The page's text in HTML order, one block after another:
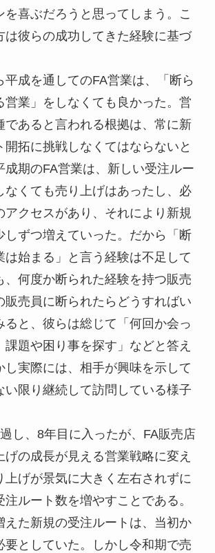
を喜ぶだろうと思ってしまう。こ
は彼らの成功してきた経験に基づ
平成を通してのFA営業は、「断ら
営業」をしなくても良かった。営
であると言われる根拠は、常に新
開拓に挑戦しなくてはならないと
成期のFA営業は、新しい受注ルー
なくても売り上げはあったし、必
アクセスがあり、それにより新規
しずつ増えていった。だから「断
は始まる」と言う経験は不足して
、何度か断られた経験を持つ販売
販売員に断られたらどうすればい
ると、彼らは総じて「何回か会っ
課題や困り事を探す」などと答え
し実際には、相手が興味を示して
い限り継続して訪問している様子
し、8年目に入ったが、FA販売店
の成長が見える営業戦略に変え
上げが景気に大きく左右されずに
ルート数を増やすことである。
えた新規の受注ルートは、当初か
要としていた。しかし令和期で売